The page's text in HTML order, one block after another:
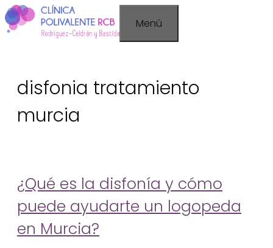
Saltar
al
contenido
Menú
disfonia tratamiento
murcia
¿Qué es la disfonía y cómo
puede ayudarte un logopeda
en Murcia?